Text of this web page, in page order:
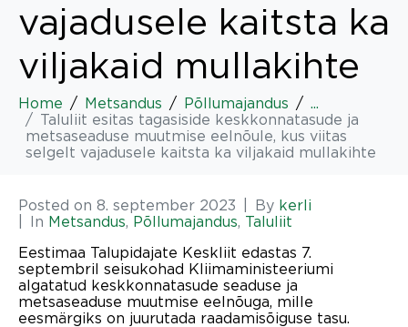
vajadusele kaitsta ka
viljakaid mullakihte
Home Metsandus Põllumajandus
...
Taluliit esitas tagasiside keskkonnatasude ja
metsaseaduse muutmise eelnõule, kus viitas
selgelt vajadusele kaitsta ka viljakaid mullakihte
Posted on 8. september 2023 By kerli
In Metsandus, Põllumajandus, Taluliit
Eestimaa Talupidajate Keskliit edastas 7.
septembril seisukohad Kliimaministeeriumi
algatatud keskkonnatasude seaduse ja
metsaseaduse muutmise eelnõuga, mille
eesmärgiks on juurutada raadamisõiguse tasu.